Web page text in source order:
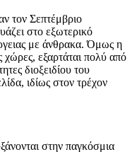
τον Σεπτέμβριο
στο εξωτερικό
με άνθρακα. Όμως η
εξαρτάται πολύ από
διοξειδίου του
ιδίως στον τρέχον
στην παγκόσμια